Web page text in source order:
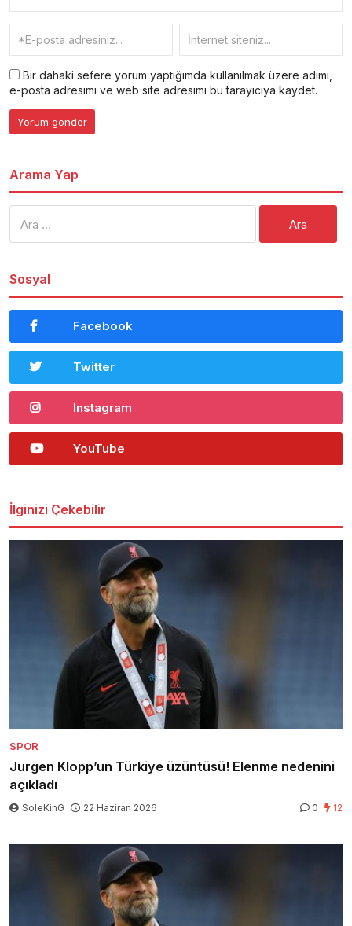
Bir dahaki sefere yorum yaptığımda kullanılmak üzere adımı,
e-posta adresimi ve web site adresimi bu tarayıcıya kaydet.
Arama Yap
Sosyal
Facebook
Twitter
Instagram
YouTube
İlginizi Çekebilir
SPOR
Jurgen Klopp’un Türkiye üzüntüsü! Elenme nedenini
açıkladı
SoleKinG 22 Haziran 2026 0 12